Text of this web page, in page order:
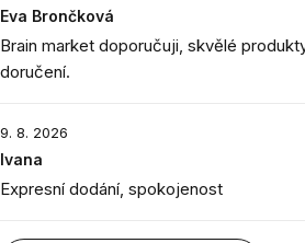
Eva Brončková
Brain market doporučuji, skvělé
doručení.
9. 8. 2026
Ivana
Expresní dodání, spokojenost